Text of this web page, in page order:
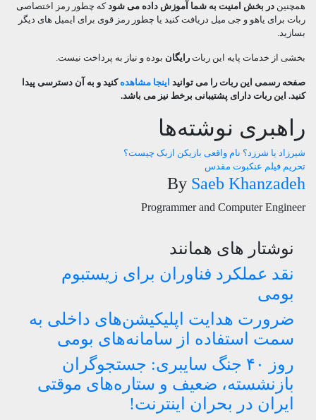
همچنین در بخش امنیت به شما آموزش داده می شود که چطور رمز اختصاصی
ربات برای یاهو و جی میل دریافت کنید یا چطور رمز قوی برای ایمیل های دیگر
بسازید.
بخشی از خدمات پایه این ربات رایگان بوده و نیاز به پرداخت نیست.
صفحه رسمی این ربات را می توانید اینجا مشاهدهکنید و به آن دسترسی پیدا
کنید. این ربات دارای پشتیبانی برخط نیز می باشد.
راهبری نوشته‌ها
شیرزاد یا شرزد؟ نام واقعی بازیکن ازبک چیست؟
تحریم فیلم عنکبوت مقدس
By Saeb Khanzadeh
Programmer and Computer Engineer
نوشتار های همانند
نقد عملکرد فناوران برای زیستبوم
بومی
ضرورت هدایت اپلیکیشن‌های داخلی به
سمت استفاده از سامانه‌های بومی
روز ۴۰ جنگ سایبری: جستجوگران
بازنشسته، ضعیف و ستاره‌های موقتی
ایران در بحران اینترنت!